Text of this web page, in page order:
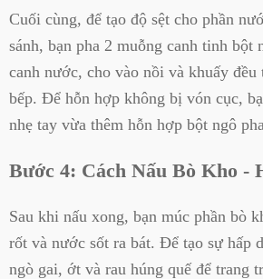
Cuối cùng, để tạo độ sệt cho phần
sánh, bạn pha 2 muỗng canh tinh bột
canh nước, cho vào nồi và khuấy
bếp. Để hỗn hợp không bị vón cục,
nhẹ tay vừa thêm hỗn hợp bột ngô
Bước 4: Cách Nấu Bò Kho -
Sau khi nấu xong, bạn múc phần bò
rốt và nước sốt ra bát. Để tạo sự hấp
ngò gai, ớt và rau húng quế để trang